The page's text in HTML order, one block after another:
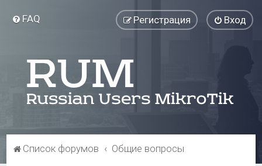
FAQ Вход
Регистрация
Список форумов Общие вопросы